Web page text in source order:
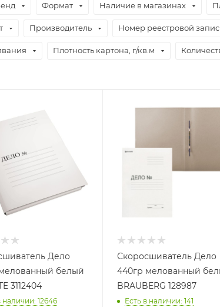
Формат Наличие в магазинах
Производитель Номер реестровой
Плотность картона, г/кв.м
Дело
белый
3112404
наличии: 12646
Скоросшиватель Дело
440гр мелованный
BRAUBERG 128987
Есть в наличии: 141